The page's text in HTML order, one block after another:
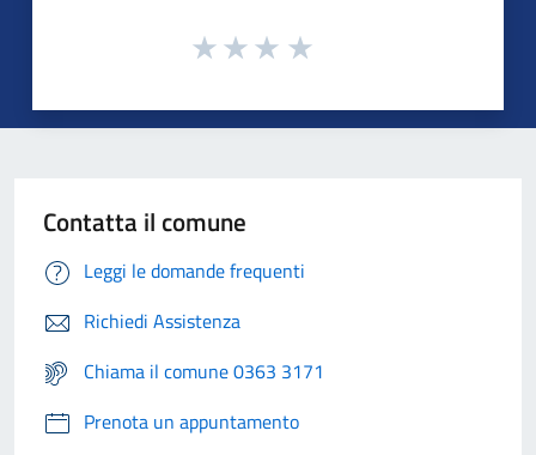
Contatta il comune
Leggi le domande frequenti
Richiedi Assistenza
Chiama il comune 0363 3171
Prenota un appuntamento